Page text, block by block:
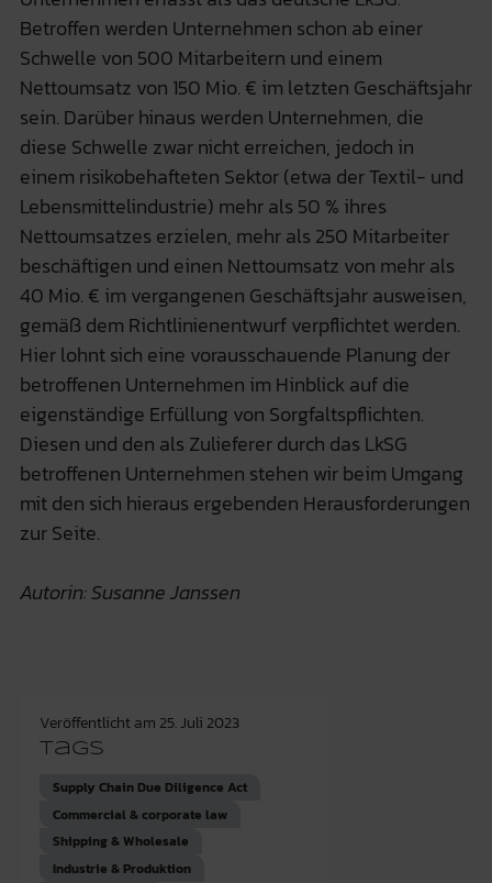
Betroffen werden Unternehmen schon ab einer
Schwelle von 500 Mitarbeitern und einem
Nettoumsatz von 150 Mio. € im letzten Geschäftsjahr
sein. Darüber hinaus werden Unternehmen, die
diese Schwelle zwar nicht erreichen, jedoch in
einem risikobehafteten Sektor (etwa der Textil- und
Lebensmittelindustrie) mehr als 50 % ihres
Nettoumsatzes erzielen, mehr als 250 Mitarbeiter
beschäftigen und einen Nettoumsatz von mehr als
40 Mio. € im vergangenen Geschäftsjahr ausweisen,
gemäß dem Richtlinienentwurf verpflichtet werden.
Hier lohnt sich eine vorausschauende Planung der
betroffenen Unternehmen im Hinblick auf die
eigenständige Erfüllung von Sorgfaltspflichten.
Diesen und den als Zulieferer durch das LkSG
betroffenen Unternehmen stehen wir beim Umgang
mit den sich hieraus ergebenden Herausforderungen
zur Seite.
Autorin: Susanne Janssen
Veröffentlicht am 25. Juli 2023
Tags
Supply Chain Due Diligence Act
Commercial & corporate law
Shipping & Wholesale
Industrie & Produktion